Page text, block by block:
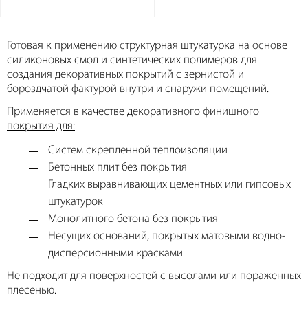
Готовая к применению структурная штукатурка на основе
силиконовых смол и синтетических полимеров для
создания декоративных покрытий с зернистой и
бороздчатой фактурой внутри и снаружи помещений.
Применяется в качестве декоративного финишного
покрытия для:
Систем скрепленной теплоизоляции
Бетонных плит без покрытия
Гладких выравнивающих цементных или гипсовых
штукатурок
Монолитного бетона без покрытия
Несущих оснований, покрытых матовыми водно-
дисперсионными красками
Не подходит для поверхностей с высолами или пораженных
плесенью.